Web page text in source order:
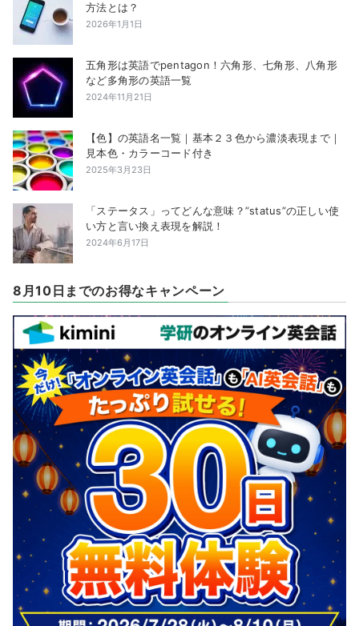
方法とは？
2026年1月1日
五角形は英語でpentagon！六角形、七角形、八角形
など多角形の英語一覧
2024年11月21日
【色】の英語名一覧｜基本２３色から濃淡表現まで｜
見本色・カラーコード付き
2025年3月23日
「ステータス」ってどんな意味？”status”の正しい使
い方と言い換え表現を解説！
2024年6月17日
8月10日までのお得なキャンペーン